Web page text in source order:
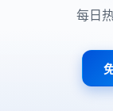
每日